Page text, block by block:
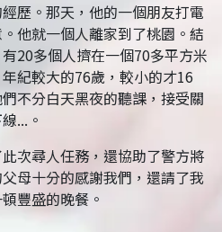
歷。那天，他的一個朋友打電
他就一個人離家到了桃園。結
20多個人擠在一個70多平方米
紀較大的76歲，較小的才16
不分白天黑夜的聽課，接受關
...。
次尋人任務，還協助了警方將
母十分的感謝我們，還請了我
豐盛的晚餐。